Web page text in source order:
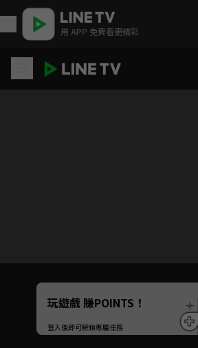
用 APP 免費看更精彩
Unmute
如有不便請見諒
玩遊戲 賺POINTS！
登入後即可解鎖專屬任務